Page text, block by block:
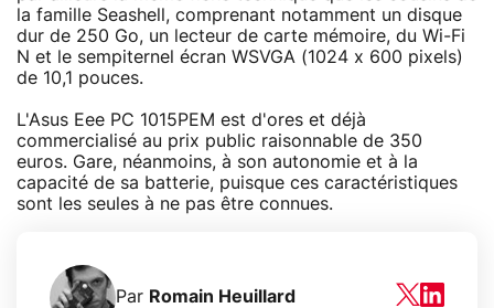
la famille Seashell, comprenant notamment un disque
dur de 250 Go, un lecteur de carte mémoire, du Wi-Fi
N et le sempiternel écran WSVGA (1024 x 600 pixels)
de 10,1 pouces.
L'Asus Eee PC 1015PEM est d'ores et déjà
commercialisé au prix public raisonnable de 350
euros. Gare, néanmoins, à son autonomie et à la
capacité de sa batterie, puisque ces caractéristiques
sont les seules à ne pas être connues.
Par Romain Heuillard